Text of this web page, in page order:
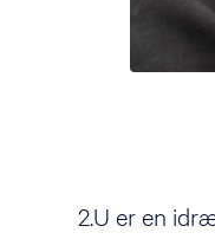
2.U er en